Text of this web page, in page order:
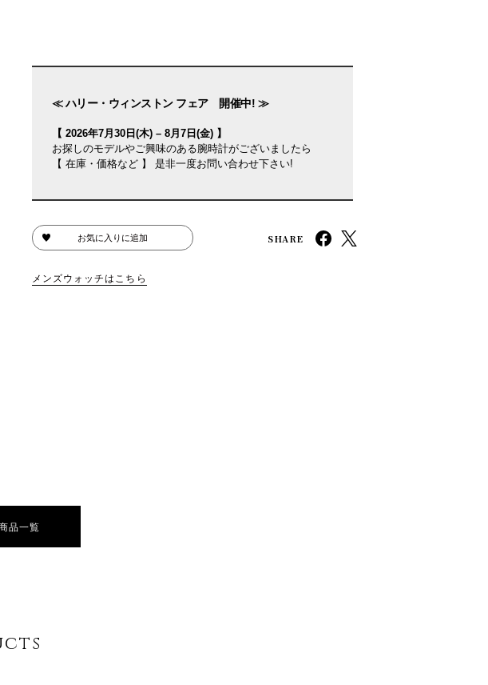
≪ ハリー・ウィンストン フェア 開催中! ≫
【 2026年7月30日(木) – 8月7日(金) 】
お探しのモデルやご興味のある腕時計がございましたら
【 在庫・価格など 】 是非一度お問い合わせ下さい!
お気に入りに追加 SHARE
メンズウォッチはこちら
品一覧